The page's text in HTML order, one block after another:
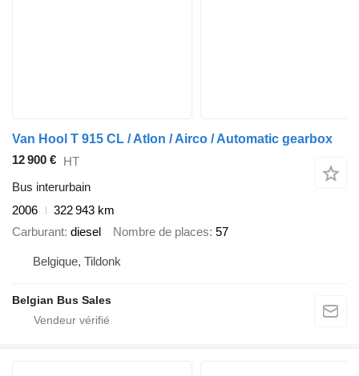
Van Hool T 915 CL / Atlon / Airco / Automatic gearbox
12 900 € HT
Bus interurbain
2006
322 943 km
Carburant diesel Nombre de places 57
Belgique, Tildonk
Belgian Bus Sales